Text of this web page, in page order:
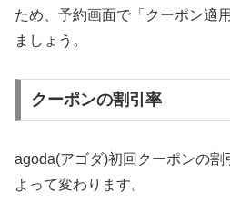
ため、予約画面で「クーポン適
ましょう。
クーポンの割引率
agoda(アゴダ)初回クーポンの割
よって変わります。